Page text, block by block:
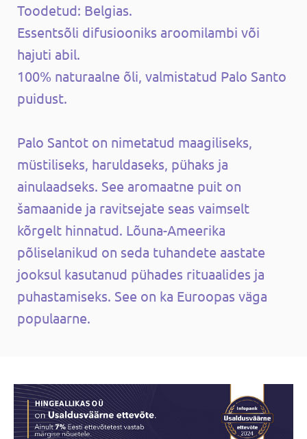
Toodetud: Belgias.
Essentsõli difusiooniks aroomilambi või
hajuti abil.
100% naturaalne õli, valmistatud Palo Santo
puidust.
Palo Santot on nimetatud maagiliseks,
müstiliseks, haruldaseks, pühaks ja
ainulaadseks. See aromaatne puit on
šamaanide ja ravitsejate seas vaimselt
kõrgelt hinnatud. Lõuna-Ameerika
põliselanikud on seda tuhandete aastate
jooksul kasutanud pühades rituaalides ja
puhastamiseks. See on ka Euroopas väga
populaarne.